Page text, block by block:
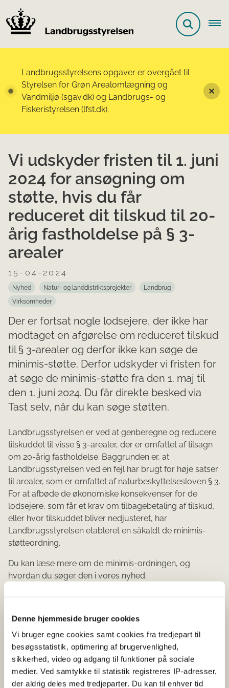
Denne hjemmeside bruger cookies
Vi bruger egne cookies samt cookies fra tredjepart til
besøgsstatistik, optimering af brugervenlighed,
sikkerhed, video og adgang til funktioner på sociale
medier. Ved samtykke til statistik registreres IP-adresser,
der aldrig deles med tredjeparter. Du kan til enhver tid
Landbrugsstyrelsens opgaver er overgået til
Styrelsen for Grøn Arealomlægning og
Vandmiljø (sgav.dk) og Landbrugs- og
Fiskeristyrelsen (lfst.dk).
Vi udskyder fristen til 1. juni
2024 for ansøgning om
støtte, hvis du får
reduceret dit tilskud til 20-
årig fastholdelse på § 3-
arealer
15-04-2024
Nyhed Natur- og landdistriktsprojekter
Landbrug
Virksomheder
Der er fortsat nogle lodsejere, der ikke har
modtaget en afgørelse om reduceret tilskud
til § 3-arealer og derfor ikke kan søge de
minimis-støtte. Derfor udskyder vi fristen for
at søge de minimis-støtte fra den 1. maj til
den 1. juni 2024. Du får direkte besked via
Tast selv, når du kan søge støtten.
Landbrugsstyrelsen er ved at genberegne og reducere
tilskuddet til visse § 3-arealer, der er omfattet af tilsagn
om 20-årig fastholdelse. Baggrunden er, at
Landbrugsstyrelsen ved en fejl har brugt for høje satser
til arealer, som er omfattet af naturbeskyttelsesloven § 3.
For at afbøde de økonomiske konsekvenser for de
lodsejere, som får et krav om tilbagebetaling af tilskud,
eller hvor tilskuddet bliver nedjusteret, har
Landbrugsstyrelsen etableret en såkaldt de minimis-
støtteordning.
Du kan læse mere om de minimis-ordningen, og
hvordan du søger den i vores nyhed:
Du kan snart søge støtte, hvis du får reduceret dit
Lodsejere kan først søge de minimis-støtten, når de har
modtaget afgørelsen om tilbagebetaling eller et
reduceret tilskud fra Landbrugsstyrelsen. Der er aktuelt
ca. 20 sager, hvor Landbrugsstyrelsen endnu ikke har
sendt en afgørelse, og hvor lodsejerne derfor ikke kan